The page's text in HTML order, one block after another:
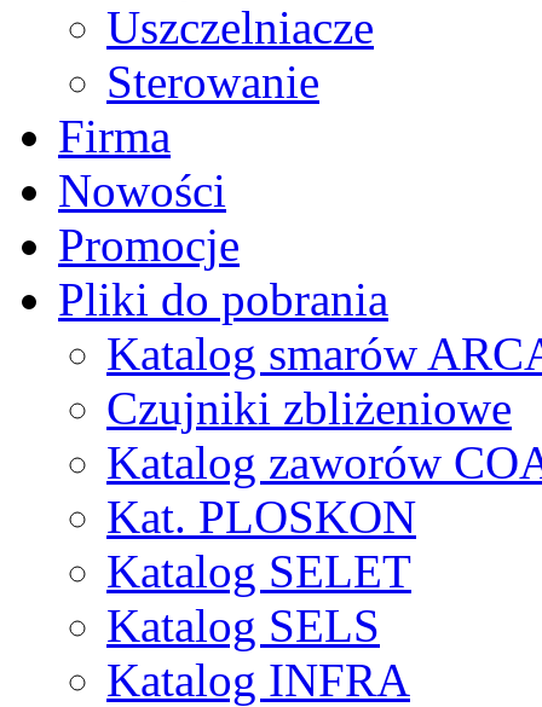
Uszczelniacze
Sterowanie
Firma
Nowości
Promocje
Pliki do pobrania
Katalog smarów
Czujniki zbliżeniowe
Katalog zaworów
Kat. PLOSKON
Katalog SELET
Katalog SELS
Katalog INFRA